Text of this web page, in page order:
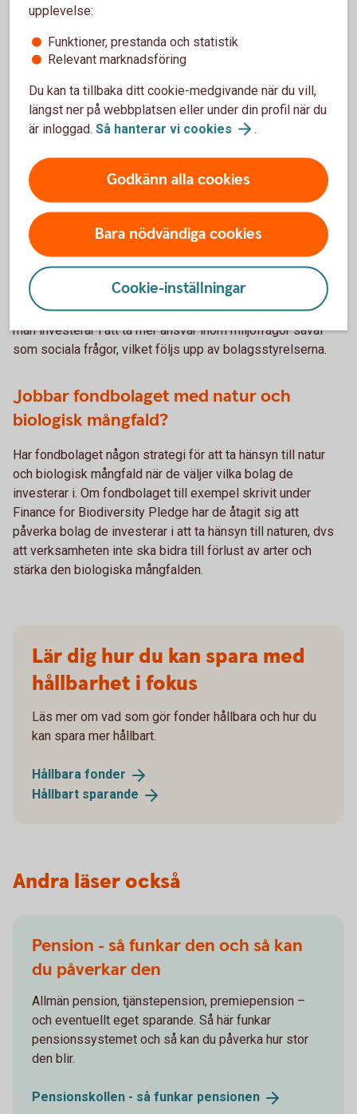
webbplatser. Du kan till exempel titta efter följande:
Följer fondbolaget Parisavtalet?
Parisavtalet slöts 2015 där världens länder kom överens
om att gemensamt bekämpa klimatkrisen. Avtalet syftar
bland annat till att den globala uppvärmningen inte ska
och långsiktiga mål om att deras samlade fondkapital ska
vara i linje med Parisavtalet.
Har fondbolaget signerat UNPRI för
ansvarsfulla investeringar?
Fondbolag som signerat FN:s principer för ansvarsfulla
investeringar (UNPRI) ska jobba för att påverka bolagen
man investerar i att ta mer ansvar inom miljöfrågor såväl
som sociala frågor, vilket följs upp av bolagsstyrelserna.
Jobbar fondbolaget med natur och
biologisk mångfald?
Har fondbolaget någon strategi för att ta hänsyn till natur
och biologisk mångfald när de väljer vilka bolag de
investerar i. Om fondbolaget till exempel skrivit under
Finance for Biodiversity Pledge har de åtagit sig att
påverka bolag de investerar i att ta hänsyn till naturen, dvs
att verksamheten inte ska bidra till förlust av arter och
stärka den biologiska mångfalden.
Lär dig hur du kan spara med
hållbarhet i fokus
Läs mer om vad som gör fonder hållbara och hur du
kan spara mer hållbart.
Hållbara fonder
Hållbart sparande
Andra läser också
Pension - så funkar den och så kan
du påverkar den
Allmän pension, tjänstepension, premiepension –
och eventuellt eget sparande. Så här funkar
pensionssystemet och så kan du påverka hur stor
den blir.
Pensionskollen - så funkar pensionen
upplevelse:
Funktioner, prestanda och statistik
Relevant marknadsföring
Du kan ta tillbaka ditt cookie-medgivande när du vill,
längst ner på webbplatsen eller under din profil när du
är inloggad. Så hanterar vi cookies .
Godkänn alla cookies
Bara nödvändiga cookies
Cookie-inställningar